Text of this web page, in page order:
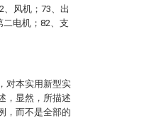
、风机；73、出
二电机；82、支
对本实用新型实
，显然，所描述
，而不是全部的